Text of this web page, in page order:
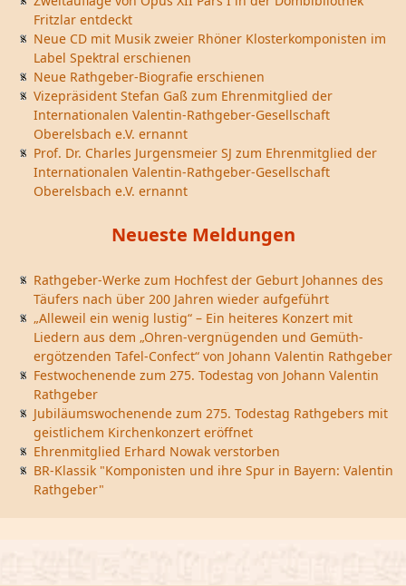
Fritzlar entdeckt
Neue CD mit Musik zweier Rhöner Klosterkomponisten im
Label Spektral erschienen
Neue Rathgeber-Biografie erschienen
Vizepräsident Stefan Gaß zum Ehrenmitglied der
Internationalen Valentin-Rathgeber-Gesellschaft
Oberelsbach e.V. ernannt
Prof. Dr. Charles Jurgensmeier SJ zum Ehrenmitglied der
Internationalen Valentin-Rathgeber-Gesellschaft
Oberelsbach e.V. ernannt
Neueste Meldungen
Rathgeber-Werke zum Hochfest der Geburt Johannes des
Täufers nach über 200 Jahren wieder aufgeführt
„Alleweil ein wenig lustig“ – Ein heiteres Konzert mit
Liedern aus dem „Ohren-vergnügenden und Gemüth-
ergötzenden Tafel-Confect“ von Johann Valentin Rathgeber
Festwochenende zum 275. Todestag von Johann Valentin
Rathgeber
Jubiläumswochenende zum 275. Todestag Rathgebers mit
geistlichem Kirchenkonzert eröffnet
Ehrenmitglied Erhard Nowak verstorben
BR-Klassik "Komponisten und ihre Spur in Bayern: Valentin
Rathgeber"